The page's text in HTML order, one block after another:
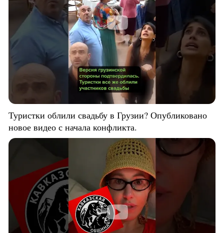
Туристки облили свадьбу в Грузии? Опубликовано
новое видео с начала конфликта.